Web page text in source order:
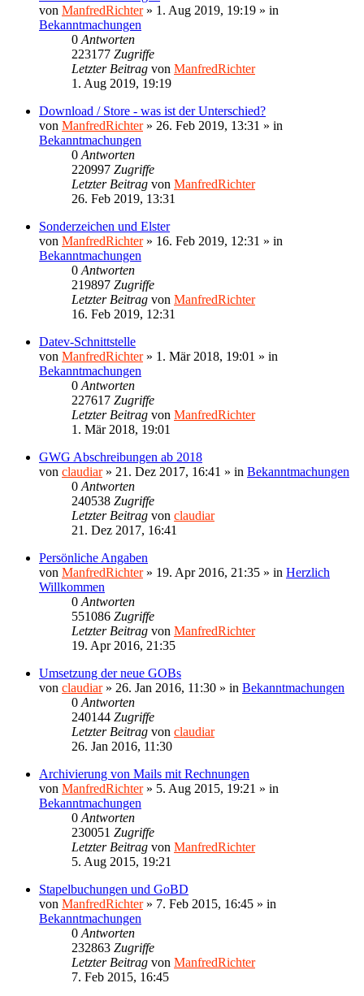
von ManfredRichter» 1. Aug 2019, 19:19 » in
Bekanntmachungen
0 Antworten
223177 Zugriffe
Letzter Beitrag von ManfredRichter
1. Aug 2019, 19:19
Download / Store - was ist der Unterschied?
von ManfredRichter» 26. Feb 2019, 13:31 » in
Bekanntmachungen
0 Antworten
220997 Zugriffe
Letzter Beitrag von ManfredRichter
26. Feb 2019, 13:31
Sonderzeichen und Elster
von ManfredRichter» 16. Feb 2019, 12:31 » in
Bekanntmachungen
0 Antworten
219897 Zugriffe
Letzter Beitrag von ManfredRichter
16. Feb 2019, 12:31
Datev-Schnittstelle
von ManfredRichter» 1. Mär 2018, 19:01 » in
Bekanntmachungen
0 Antworten
227617 Zugriffe
Letzter Beitrag von ManfredRichter
1. Mär 2018, 19:01
GWG Abschreibungen ab 2018
von claudiar» 21. Dez 2017, 16:41 » in Bekanntmachungen
0 Antworten
240538 Zugriffe
Letzter Beitrag von claudiar
21. Dez 2017, 16:41
Persönliche Angaben
von ManfredRichter» 19. Apr 2016, 21:35 » in Herzlich
Willkommen
0 Antworten
551086 Zugriffe
Letzter Beitrag von ManfredRichter
19. Apr 2016, 21:35
Umsetzung der neue GOBs
von claudiar» 26. Jan 2016, 11:30 » in Bekanntmachungen
0 Antworten
240144 Zugriffe
Letzter Beitrag von claudiar
26. Jan 2016, 11:30
Archivierung von Mails mit Rechnungen
von ManfredRichter» 5. Aug 2015, 19:21 » in
Bekanntmachungen
0 Antworten
230051 Zugriffe
Letzter Beitrag von ManfredRichter
5. Aug 2015, 19:21
Stapelbuchungen und GoBD
von ManfredRichter» 7. Feb 2015, 16:45 » in
Bekanntmachungen
0 Antworten
232863 Zugriffe
Letzter Beitrag von ManfredRichter
7. Feb 2015, 16:45